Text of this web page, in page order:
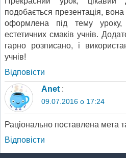
подобається презентація,
оформлена під тему
естетичних смаків учнів.
гарно розписано, і
учнів!
Відповіcти
Anet :
09.07.2016 о 17:24
Раціо­нально поставлена мета
Відповіcти